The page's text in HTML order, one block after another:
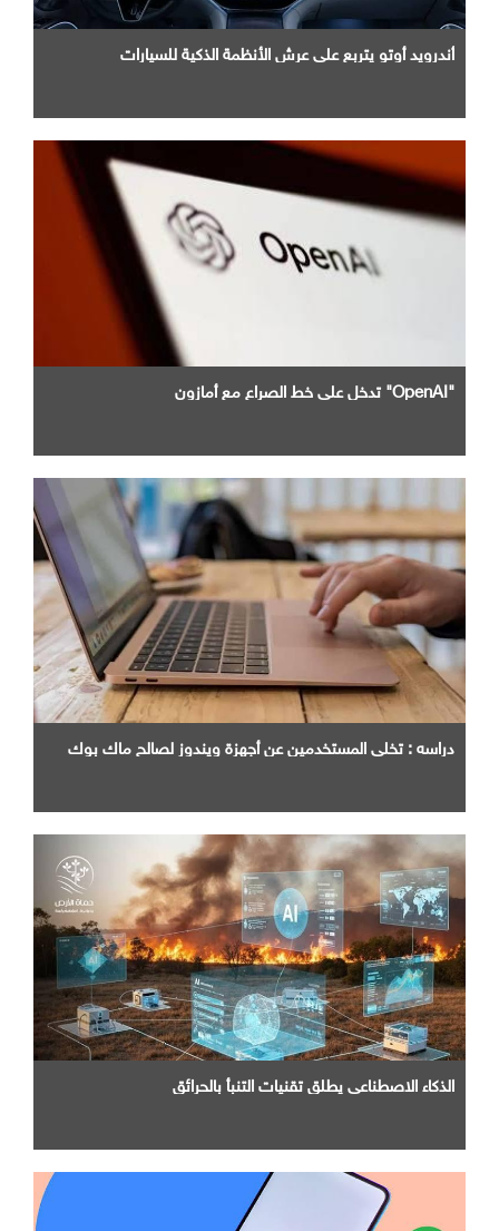
أندرويد أوتو يتربع علي عرش الأنظمة الذكية للسيارات
"OpenAI" تدخل علي خط الصراع مع أمازون
دراسه : تخلي المستخدمين عن أجهزة ويندوز لصالح ماك بوك
الذكاء الاصطناعي يطلق تقنيات التنبأ بالحرائق